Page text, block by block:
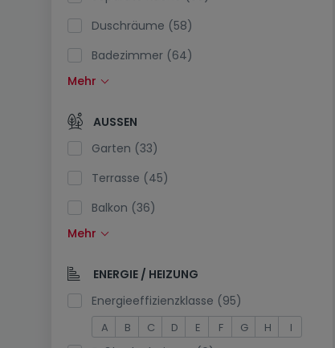
Duschräume (58)
Badezimmer (64)
Einbauküche (25)
Offene Küche (7)
Separate Toilette (14)
Mehr
AUSSEN
Garten (33)
Terrasse (45)
Balkon (36)
Schwimmbecken (1)
Südlage (1)
Stromanschluss am Parkplatz (1)
Mehr
ENERGIE / HEIZUNG
Energieeffizienzklasse (95)
A B C D E F G H I